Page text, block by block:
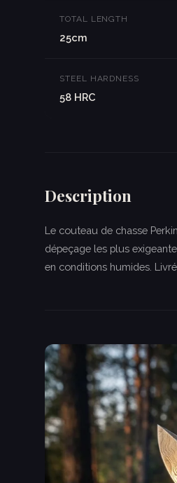
TOTAL LENGTH
25cm
STEEL HARDNESS
58 HRC
Description
Le couteau de chasse
dépeçage les plus
en conditions humides.